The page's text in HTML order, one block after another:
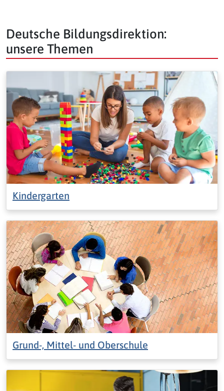
Deutsche Bildungsdirektion:
unsere Themen
Kindergarten
Grund-, Mittel- und Oberschule